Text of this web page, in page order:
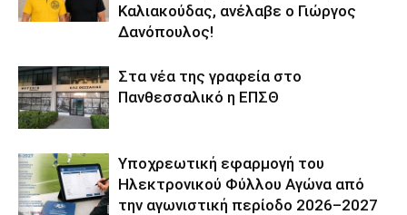
Καλιακούδας, ανέλαβε ο Γιώργος
Δανόπουλος!
Στα νέα της γραφεία στο
Πανθεσσαλικό η ΕΠΣΘ
Υποχρεωτική εφαρμογή του
Ηλεκτρονικού Φύλλου Αγώνα από
την αγωνιστική περίοδο 2026–2027